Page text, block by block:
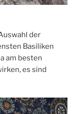
der
Basiliken
am besten
es sind